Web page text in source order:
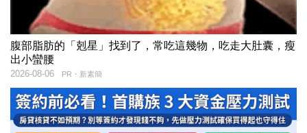
腹部脂肪的「剋星」找到了，常吃這幾物，吃走大肚囊，瘦
出小蠻腰
PR・新素簡
2026-08-06